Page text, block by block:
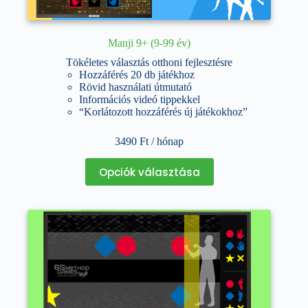
Manji 9+ (9-99 év)
Tökéletes választás otthoni fejlesztésre
Hozzáférés 20 db játékhoz
Rövid használati útmutató
Információs videó tippekkel
“Korlátozott hozzáférés új játékokhoz”
3490Ft / hónap
Opciók választása
Ennek
a
terméknek
variációja
van.
A
változatok
a
termékoldalon
választhatók